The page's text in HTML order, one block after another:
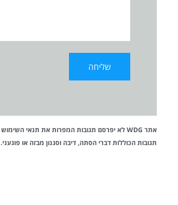
אתר WDG לא יפרסם תגובות המפרות את תנאי השימוש
תגובות הכוללות דברי הסתה, דיבה וסגנון מבזה או פוגעני.